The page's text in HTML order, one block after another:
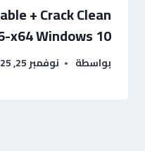
+ Crack Clean
x64 Windows 10
بواسطة نوفمبر 25, 2025